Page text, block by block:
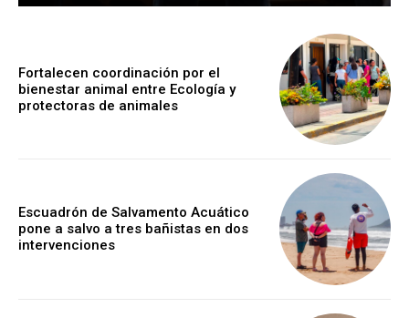
Fortalecen coordinación por el
bienestar animal entre Ecología y
protectoras de animales
Escuadrón de Salvamento Acuático
pone a salvo a tres bañistas en dos
intervenciones